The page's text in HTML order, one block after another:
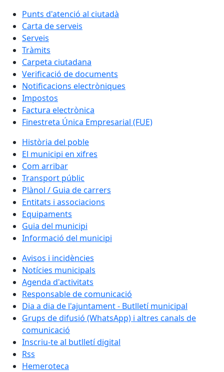
Punts d'atenció al ciutadà
Carta de serveis
Serveis
Tràmits
Carpeta ciutadana
Verificació de documents
Notificacions electròniques
Impostos
Factura electrònica
Finestreta Única Empresarial (FUE)
Història del poble
El municipi en xifres
Com arribar
Transport públic
Plànol / Guia de carrers
Entitats i associacions
Equipaments
Guia del municipi
Informació del municipi
Avisos i incidències
Notícies municipals
Agenda d'activitats
Responsable de comunicació
Dia a dia de l'ajuntament - Butlletí municipal
Grups de difusió (WhatsApp) i altres canals de
comunicació
Inscriu-te al butlletí digital
Rss
Hemeroteca